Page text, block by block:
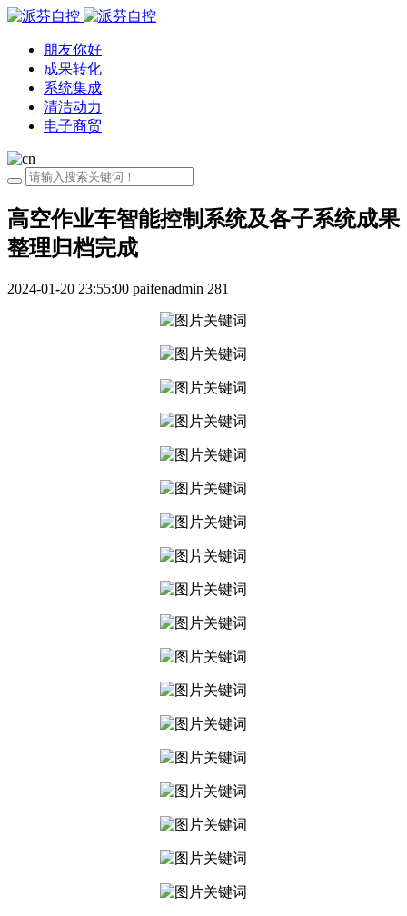
朋友你好
成果转化
系统集成
清洁动力
电子商贸
高空作业车智能控制系统及各子系统成果
整理归档完成
2024-01-20 23:55:00 paifenadmin 281